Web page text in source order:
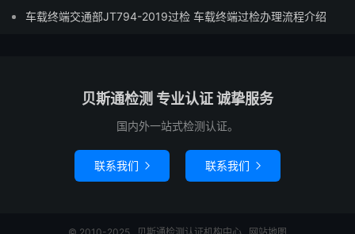
车载终端交通部JT794-2019过检 车载终端过检办理流程介绍
贝斯通检测 专业认证 诚挚服务
国内外一站式检测认证。
联系我们  联系我们 